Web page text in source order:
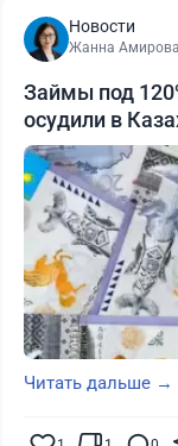
Новости
Жанна Амирова
Займы под
осудили в
Читать дальше →